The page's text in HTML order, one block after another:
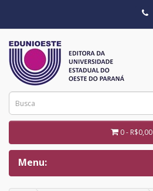
0 - R$0,00
Menu: